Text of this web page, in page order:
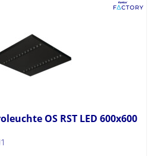
OS RST LED 600x600